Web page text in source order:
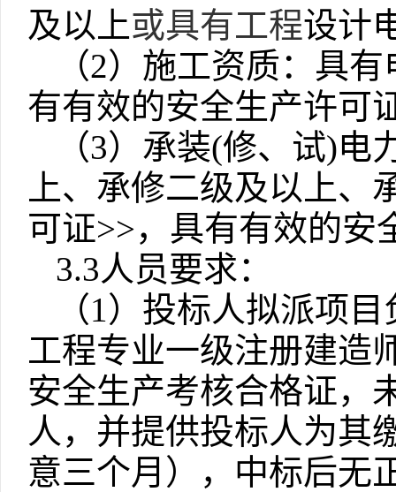
及以上或具有工程设计
（2） 施工资质：具
有有效的安全生产许可
（3）承装(修、试)电
上、承修二级及以上、
可证>>，具有有效的安
3.3人员要求：
（1）投标人拟派项
工程专业一级注册建造
安全生产考核合格证，
人，并提供投标人为其
意三个月），中标后无